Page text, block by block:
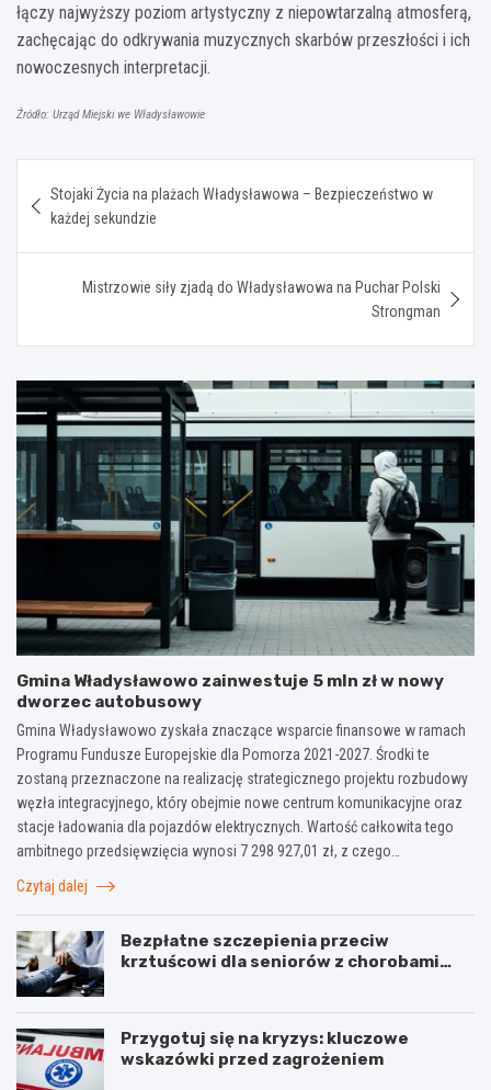
łączy najwyższy poziom artystyczny z niepowtarzalną atmosferą,
zachęcając do odkrywania muzycznych skarbów przeszłości i ich
nowoczesnych interpretacji.
Źródło: Urząd Miejski we Władysławowie
wpisu
Stojaki Życia na plażach Władysławowa – Bezpieczeństwo w
każdej sekundzie
Mistrzowie siły zjadą do Władysławowa na Puchar Polski
Strongman
Gmina Władysławowo zainwestuje 5 mln zł w nowy
dworzec autobusowy
Gmina Władysławowo zyskała znaczące wsparcie finansowe w ramach
Programu Fundusze Europejskie dla Pomorza 2021-2027. Środki te
zostaną przeznaczone na realizację strategicznego projektu rozbudowy
węzła integracyjnego, który obejmie nowe centrum komunikacyjne oraz
stacje ładowania dla pojazdów elektrycznych. Wartość całkowita tego
ambitnego przedsięwzięcia wynosi 7 298 927,01 zł, z czego…
Czytaj dalej
Bezpłatne szczepienia przeciw
krztuścowi dla seniorów z chorobami
Przygotuj się na kryzys: kluczowe
wskazówki przed zagrożeniem